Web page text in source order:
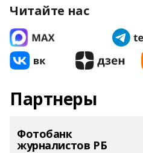
Читайте нас
Партнеры
Фотобанк
журналистов РБ